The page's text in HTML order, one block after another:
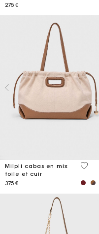
275 €
Milpli cabas en mix
toile et cuir
375 €
3,1